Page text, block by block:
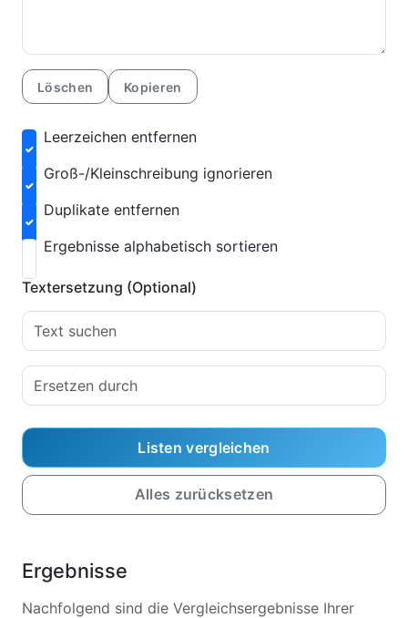
Löschen Kopieren
Leerzeichen entfernen
Groß-/Kleinschreibung ignorieren
Duplikate entfernen
Ergebnisse alphabetisch sortieren
Textersetzung (Optional)
Listen vergleichen
Alles zurücksetzen
Ergebnisse
Nachfolgend sind die Vergleichsergebnisse Ihrer